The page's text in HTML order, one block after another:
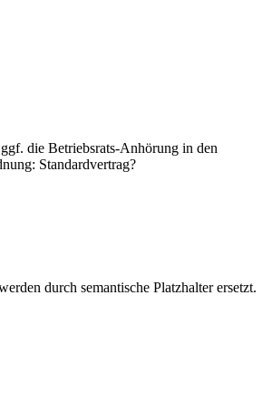
die Betriebsrats-Anhörung in den
Standardvertrag?
durch semantische Platzhalter ersetzt.